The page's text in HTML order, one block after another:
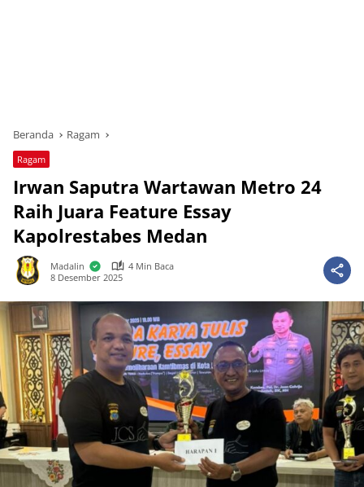
Beranda Ragam
Ragam
Irwan Saputra Wartawan Metro 24
Raih Juara Feature Essay
Kapolrestabes Medan
Madalin
4 Min Baca
8 Desember 2025